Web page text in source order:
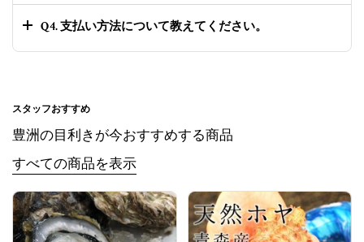
Q4. 支払い方法について教えてください。
スタッフおすすめ
豊洲の目利きが今おすすめする商品
すべての商品を表示